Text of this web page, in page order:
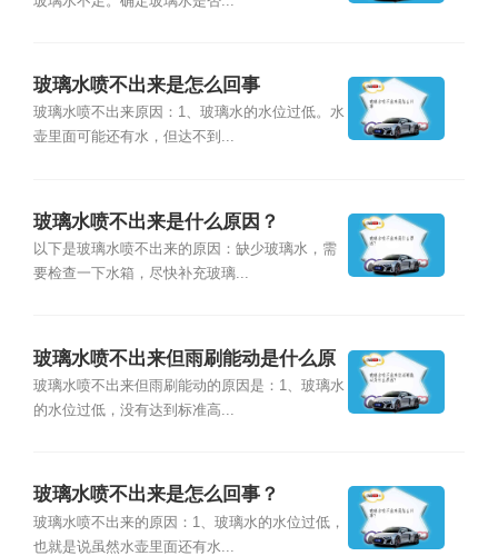
玻璃水喷不出来是怎么回事
玻璃水喷不出来原因：1、玻璃水的水位过低。水
壶里面可能还有水，但达不到...
玻璃水喷不出来是什么原因？
以下是玻璃水喷不出来的原因：缺少玻璃水，需
要检查一下水箱，尽快补充玻璃...
玻璃水喷不出来但雨刷能动是什么原
因?
玻璃水喷不出来但雨刷能动的原因是：1、玻璃水
的水位过低，没有达到标准高...
玻璃水喷不出来是怎么回事？
玻璃水喷不出来的原因：1、玻璃水的水位过低，
也就是说虽然水壶里面还有水...